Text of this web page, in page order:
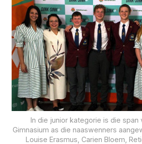
In die junior kategorie is die span
Gimnasium as die naaswenners
Louise Erasmus, Carien Bloem,